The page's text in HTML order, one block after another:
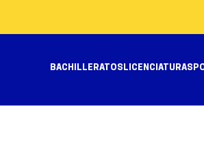
BACHILLERATOS LICENCIATURAS